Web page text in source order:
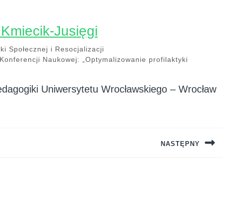
Jusięgi
Społecznej i Resocjalizacji
Naukowej: „Optymalizowanie profilaktyki
Uniwersytetu Wrocławskiego – Wrocław
NASTĘPNY